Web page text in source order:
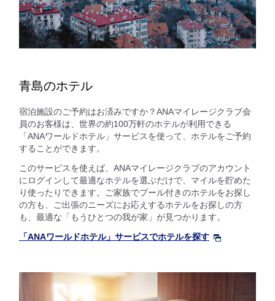
青島のホテル
宿泊施設のご予約はお済みですか？ANAマイレージクラブ会
員のお客様は、世界の約100万軒のホテルが利用できる
「ANAワールドホテル」サービスを使って、ホテルをご予約
することができます。
このサービスを使えば、ANAマイレージクラブのアカウント
にログインして最適なホテルを選ぶだけで、マイルを貯めた
り使ったりできます。ご家族でプール付きのホテルをお探し
の方も、ご出張のニーズにお応えするホテルをお探しの方
も、最適な「もうひとつの我が家」が見つかります。
「ANAワールドホテル」サービスでホテルを探す